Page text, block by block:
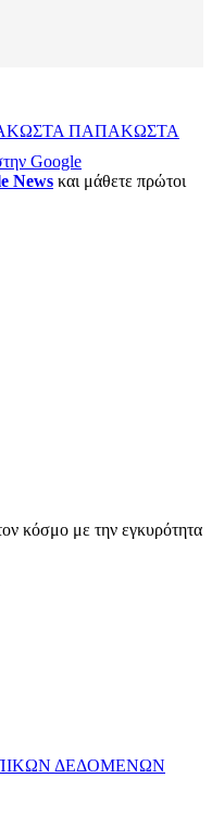
ΠΑΠΑΚΩΣΤΑ
Google
News και μάθετε πρώτοι
κόσμο με την εγκυρότητα
ΔΕΔΟΜΕΝΩΝ